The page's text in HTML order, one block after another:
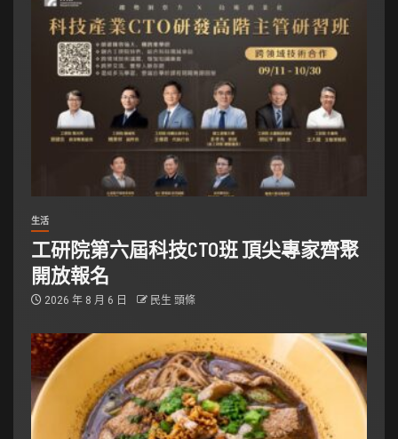
生活
工研院第六屆科技CTO班 頂尖專家齊聚
開放報名
2026 年 8 月 6 日 民生 頭條